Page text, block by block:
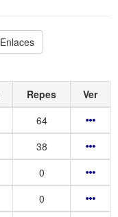
Enlaces
Repes
Ver
64
38
0
0